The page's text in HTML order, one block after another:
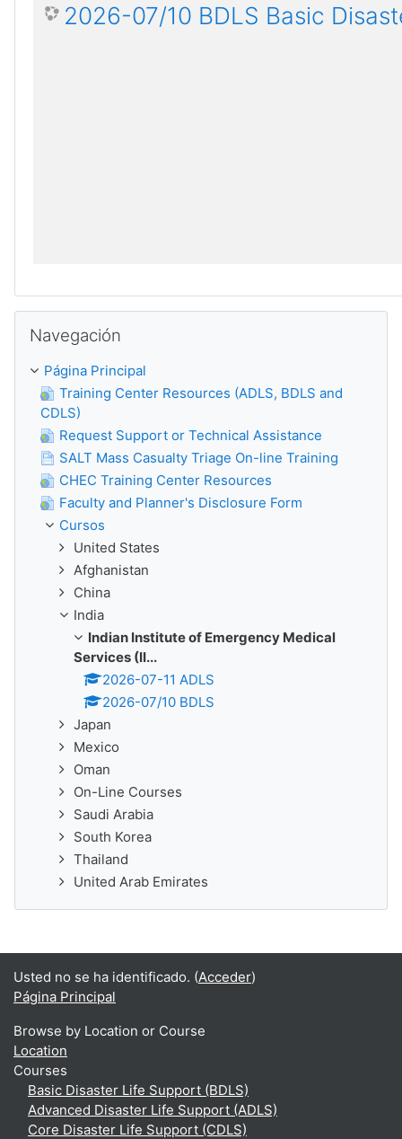
2026-07/10 BDLS Basic
Navegación
Página Principal
Training Center Resources (ADLS, BDLS and
CDLS)
Request Support or Technical Assistance
SALT Mass Casualty Triage On-line Training
CHEC Training Center Resources
Faculty and Planner's Disclosure Form
Cursos
United States
Afghanistan
China
India
Indian Institute of Emergency Medical
Services (II...
2026-07-11 ADLS
2026-07/10 BDLS
Japan
Mexico
Oman
On-Line Courses
Saudi Arabia
South Korea
Thailand
United Arab Emirates
Usted no se ha identificado. (Acceder)
Página Principal
Browse by Location or Course
Location
Courses
Basic Disaster Life Support (BDLS)
Advanced Disaster Life Support (ADLS)
Core Disaster Life Support (CDLS)